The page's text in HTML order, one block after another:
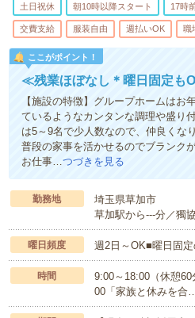
土日祝休 朝10時以降スタート 17時
交費支給 服装自由 週払いOK 職
ここがポイント！
≪残業ほぼなし＊曜日固定も
【施設の特徴】グループホームは
ているようなカンタンな調理や盛り
は5～9名で少人数なので、仲良くな
普段の家事を活かせるのでブランク
お仕事…つづきを見る
勤務地
埼玉県草加市
草加駅から---分／獨
曜日頻度 週2日～OK■曜日固
時間
9:00～18:00（休憩
00「家族と休みを合